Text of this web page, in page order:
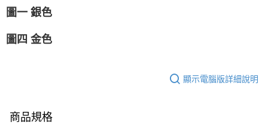
圖一 銀色
圖四 金色
顯示電腦版詳細說明
商品規格